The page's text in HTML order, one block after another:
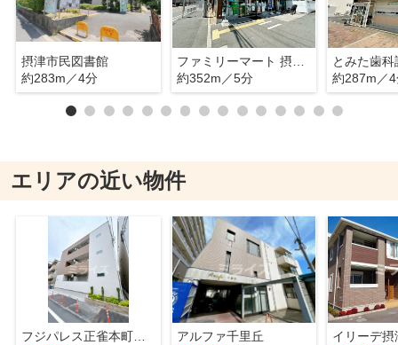
摂津市民図書館
約283m／4分
約352m／5分
とみた歯科
約287m／
エリアの近い物件
フジパレス正雀本町サウス
アルファ千里丘
イリーデ摂